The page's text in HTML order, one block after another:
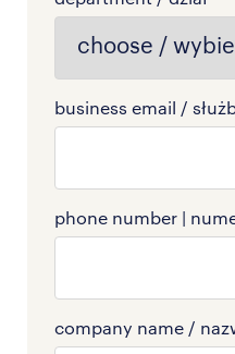
business email /
phone number |
company name /